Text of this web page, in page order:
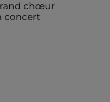
chœur
concert